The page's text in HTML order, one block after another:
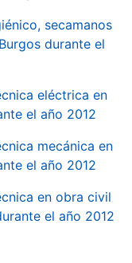
secamanos
durante el
eléctrica en
el año 2012
mecánica en
el año 2012
en obra civil
el año 2012